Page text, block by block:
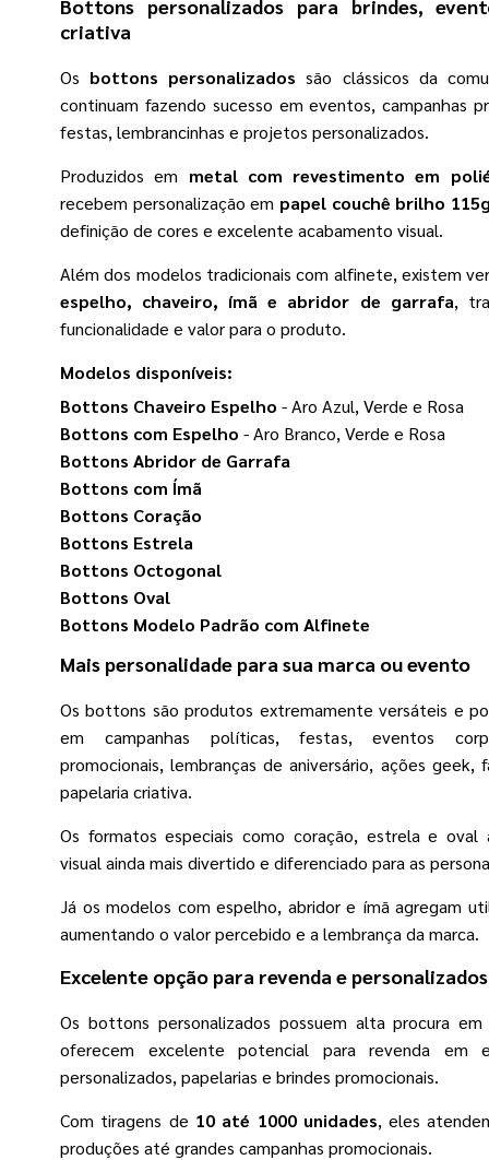
Bottons personalizados para brindes,
criativa
Os bottons personalizados são clássicos da
continuam fazendo sucesso em eventos, campanhas
festas, lembrancinhas e projetos personalizados.
Produzidos em metal com revestimento em
recebem personalização em papel couchê brilho
definição de cores e excelente acabamento visual.
Além dos modelos tradicionais com alfinete, existem
espelho, chaveiro, ímã e abridor de garrafa,
funcionalidade e valor para o produto.
Modelos disponíveis:
Bottons Chaveiro Espelho - Aro Azul, Verde e Rosa
Bottons com Espelho - Aro Branco, Verde e Rosa
Bottons Abridor de Garrafa
Bottons com Ímã
Bottons Coração
Bottons Estrela
Bottons Octogonal
Bottons Oval
Bottons Modelo Padrão com Alfinete
Mais personalidade para sua marca ou evento
Os bottons são produtos extremamente versáteis e
em campanhas políticas, festas, eventos
promocionais, lembranças de aniversário, ações geek,
papelaria criativa.
Os formatos especiais como coração, estrela e oval
visual ainda mais divertido e diferenciado para as
Já os modelos com espelho, abridor e ímã agregam
aumentando o valor percebido e a lembrança da marca.
Excelente opção para revenda e
Os bottons personalizados possuem alta procura
oferecem excelente potencial para revenda em
personalizados, papelarias e brindes promocionais.
Com tiragens de 10 até 1000 unidades, eles
produções até grandes campanhas promocionais.